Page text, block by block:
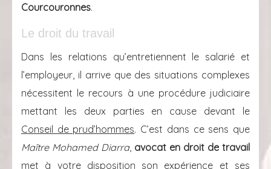
Courcouronnes.
Le droit du travail
Dans les relations qu’entretiennent le salarié et
l’employeur, il arrive que des situations complexes
nécessitent le recours à une procédure judiciaire
mettant les deux parties en cause devant le
Conseil de prud’hommes. C’est dans ce sens que
Maître Mohamed Diarra, avocat en droit de travail
met à votre disposition son expérience et ses